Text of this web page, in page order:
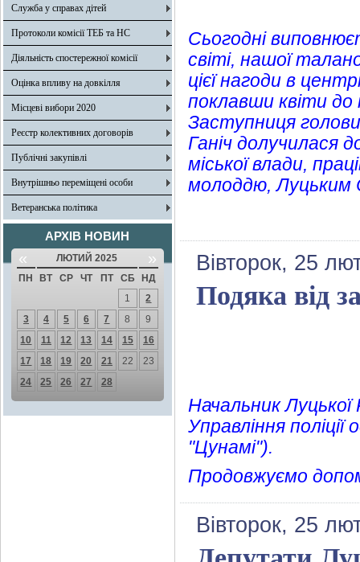
Служба у справах дітей
Протоколи комісії ТЕБ та НС
Діяльність спостережної комісії
Оцінка впливу на довкілля
Місцеві вибори 2020
Реєстр колективних договорів
Публічні закупівлі
Внутрішньо переміщені особи
Ветеранська політика
АРХІВ НОВИН
« ЛЮТИЙ 2025 »
ПН ВТ СР ЧТ ПТ СБ
НД
1
2
3
4 5 6 7 8
9
10
11 12 13 14 15
16
17
18 19 20 21 22
23
24
25 26 27 28
Сьогодні
світі, нашої
цієї нагоди в
поклавши квіти
Заступниця голови
Ганіч долучилася
міської влади,
молоддю, Луцьким
Вівторок, 25
Подяка від
Начальник
Управління
"Цунамі").
Продовжуємо
Вівторок, 25